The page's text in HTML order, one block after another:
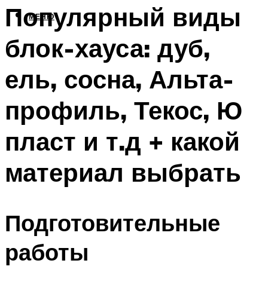
МЕНЮ
Популярный виды
блок-хауса: дуб,
ель, сосна, Альта-
профиль, Текос, Ю
пласт и т.д + какой
материал выбрать
Подготовительные
работы